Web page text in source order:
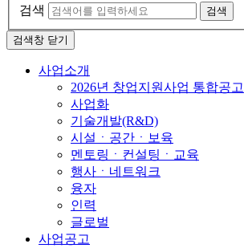
검색
검색
검색창 닫기
사업소개
2026년 창업지원사업 통합공고
사업화
기술개발(R&D)
시설ㆍ공간ㆍ보육
멘토링ㆍ컨설팅ㆍ교육
행사ㆍ네트워크
융자
인력
글로벌
사업공고